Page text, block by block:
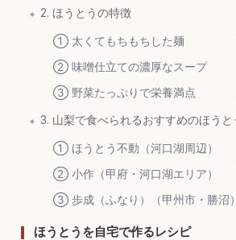
2. ほうとうの特徴
① 太くてもちもちした麺
② 味噌仕立ての濃厚なスープ
③ 野菜たっぷりで栄養満点
3. 山梨で食べられるおすすめのほうと
① ほうとう不動（河口湖周辺）
② 小作（甲府・河口湖エリア）
③ 歩成（ふなり）（甲州市・勝沼）
ほうとうを自宅で作るレシピ